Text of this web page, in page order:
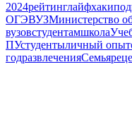
2024рейтинглайфхаки
ОГЭВУЗМинистерство
вузовстудентамшкола
ПУстудентыличный опыт
годразвлеченияСемья